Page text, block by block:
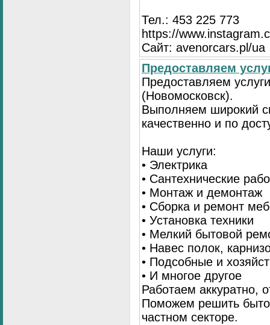
Тел.: 453 225 773
https://
Сайт: avenorcars.pl/ua
Предоставляем
Предоставляем
(Новомосковск).
Выполняем широкий
качественно и по
Наши услуги:
• Электрика
• Сантехнические
• Монтаж и демонтаж
• Сборка и ремонт
• Установка техники
• Мелкий бытовой
• Навес полок,
• Подсобные и
• И многое другое
Работаем аккуратно,
Поможем решить
частном секторе.